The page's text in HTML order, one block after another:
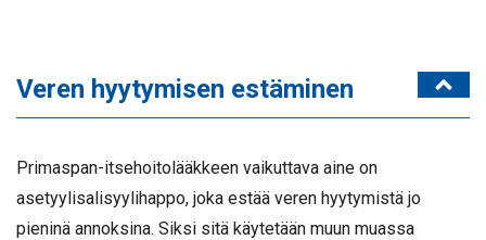
Veren hyytymisen estäminen
Primaspan-itsehoitolääkkeen vaikuttava aine on
asetyylisalisyylihappo, joka estää veren hyytymistä jo
pieninä annoksina. Siksi sitä käytetään muun muassa